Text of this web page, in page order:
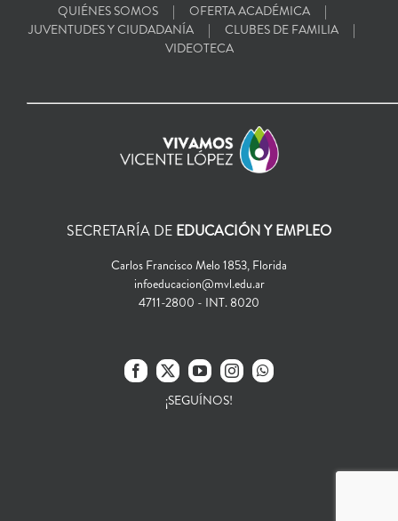
QUIÉNES SOMOS
OFERTA ACADÉMICA
JUVENTUDES Y CIUDADANÍA
CLUBES DE FAMILIA
VIDEOTECA
SECRETARÍA DE EDUCACIÓN Y EMPLEO
Carlos Francisco Melo 1853, Florida
infoeducacion@mvl.edu.ar
4711-2800 - INT. 8020
¡SEGUÍNOS!